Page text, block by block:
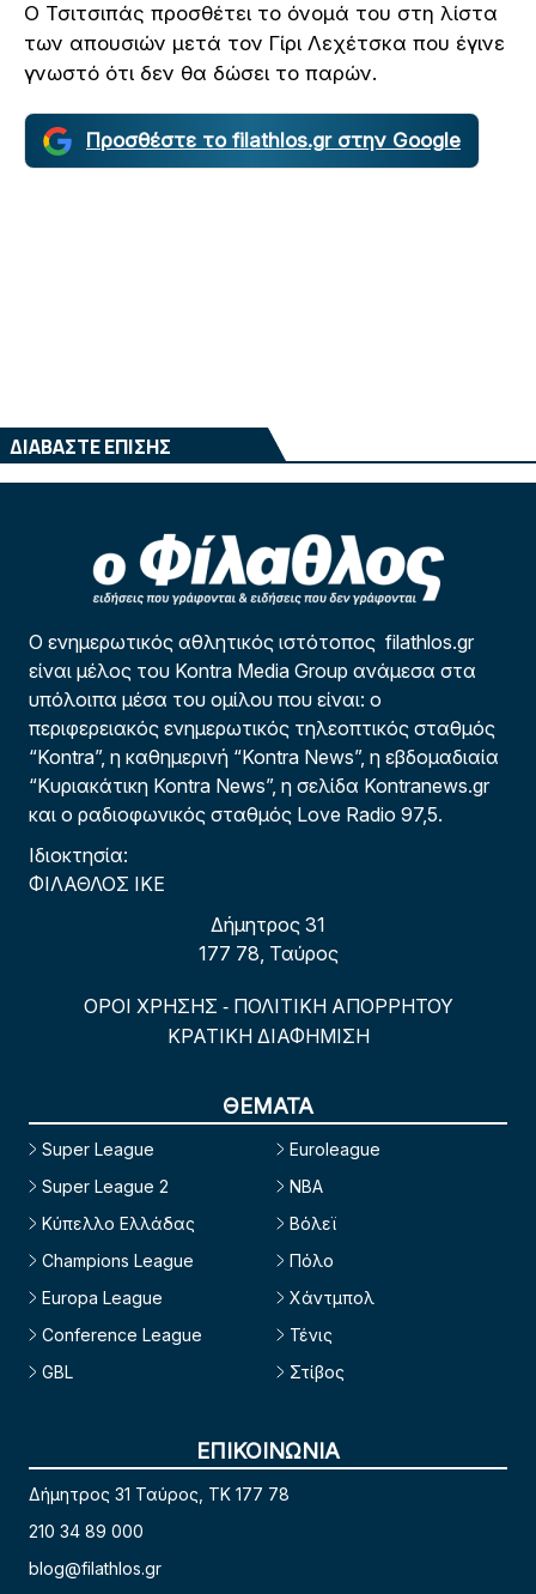
Ο Τσιτσιπάς προσθέτει το όνομά του στη λίστα
των απουσιών μετά τον Γίρι Λεχέτσκα που έγινε
γνωστό ότι δεν θα δώσει το παρών.
Προσθέστε το filathlos.gr στην Google
ΔΙΑΒΑΣΤΕ ΕΠΙΣΗΣ
Ο ενημερωτικός αθλητικός ιστότοπος filathlos.gr
είναι μέλος του Kontra Media Group ανάμεσα στα
υπόλοιπα μέσα του ομίλου που είναι: ο
περιφερειακός ενημερωτικός τηλεοπτικός σταθμός
“Kontra”, η καθημερινή “Kontra News”, η εβδομαδιαία
“Κυριακάτικη Kontra News”, η σελίδα Kontranews.gr
και ο ραδιοφωνικός σταθμός Love Radio 97,5.
Ιδιοκτησία:
ΦΙΛΑΘΛΟΣ ΙΚΕ
Δήμητρος 31
177 78, Ταύρος
ΟΡΟΙ ΧΡΗΣΗΣ - ΠΟΛΙΤΙΚΗ ΑΠΟΡΡΗΤΟΥ
ΚΡΑΤΙΚΗ ΔΙΑΦΗΜΙΣΗ
ΘΕΜΑΤΑ
Super League
Super League 2
Κύπελλο Ελλάδας
Champions League
Europa League
Conference League
GBL
Euroleague
NBA
Βόλεϊ
Πόλο
Χάντμπολ
Τένις
Στίβος
ΕΠΙΚΟΙΝΩΝΙΑ
Δήμητρος 31 Ταύρος, TK 177 78
210 34 89 000
blog@filathlos.gr